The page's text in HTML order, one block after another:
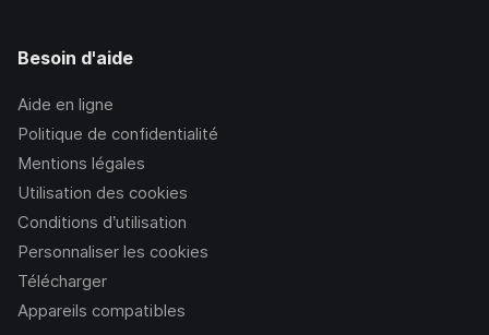
Besoin d'aide
Aide en ligne
Politique de confidentialité
Mentions légales
Utilisation des cookies
Conditions d’utilisation
Personnaliser les cookies
Télécharger
Appareils compatibles